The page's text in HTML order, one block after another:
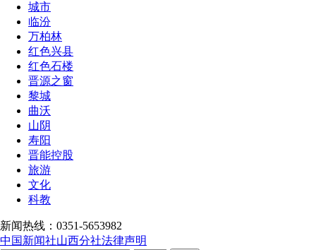
城市
临汾
万柏林
红色兴县
红色石楼
晋源之窗
黎城
曲沃
山阴
寿阳
晋能控股
旅游
文化
科教
新闻热线：0351-5653982
中国新闻社山西分社法律声明